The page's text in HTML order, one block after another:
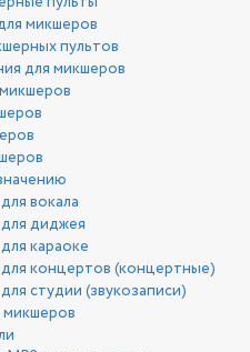
микшеров
пультов
для микшеров
вокала
диджея
караоке
концертов (концертные)
студии (звукозаписи)
микшеров